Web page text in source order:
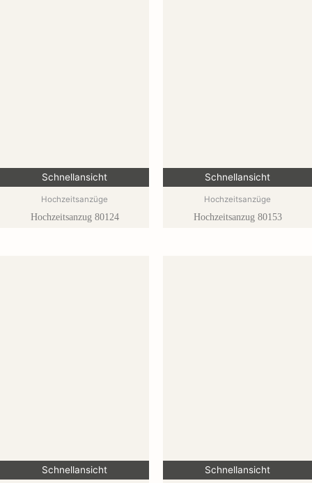
Schnellansicht
Hochzeitsanzüge
Hochzeitsanzug 80124
Schnellansicht
Hochzeitsanzüge
Hochzeitsanzug 80153
Schnellansicht Schnellansicht